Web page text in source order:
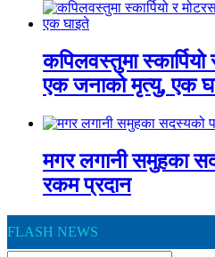
कपिलवस्तुमा
एक जनाको मृत्यु, एक
मगर लगानी समुहका
रकम प्रदान
FLASH NEWS